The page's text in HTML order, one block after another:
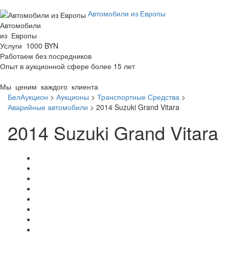
Автомобили из Европы
Автомобили
из Европы
Услуги 1000 BYN
Работаем без посредников
Опыт в аукционной сфере более 15 лет
Мы ценим каждого клиента
БелАукцион > Аукционы > Транспортные Средства >
Аварийные автомобили > 2014 Suzuki Grand Vitara
2014 Suzuki Grand Vitara